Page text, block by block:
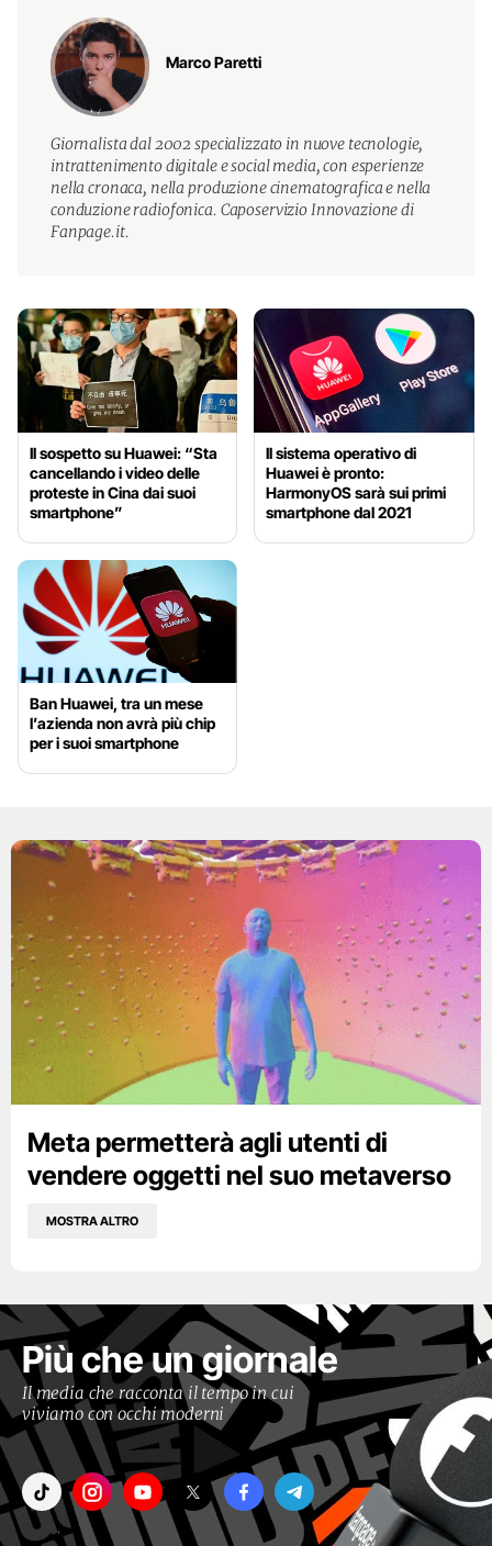
Marco Paretti
Giornalista dal 2002 specializzato in nuove tecnologie,
intrattenimento digitale e social media, con esperienze
nella cronaca, nella produzione cinematografica e nella
conduzione radiofonica. Caposervizio Innovazione di
Fanpage.it.
Il sospetto su Huawei: “Sta
cancellando i video delle
proteste in Cina dai suoi
smartphone”
Il sistema operativo di
Huawei è pronto:
HarmonyOS sarà sui primi
smartphone dal 2021
Ban Huawei, tra un mese
l’azienda non avrà più chip
per i suoi smartphone
Meta permetterà agli utenti di
vendere oggetti nel suo metaverso
MOSTRA ALTRO
Più che un giornale
Il media che racconta il tempo in cui
viviamo con occhi moderni